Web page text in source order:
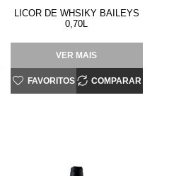
LICOR DE WHSIKY BAILEYS
0,70L
VER MAIS
FAVORITOS COMPARAR